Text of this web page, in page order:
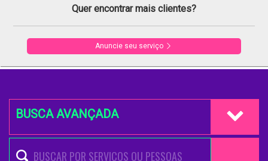
Quer encontrar mais clientes?
Anuncie seu serviço
BUSCA AVANÇADA